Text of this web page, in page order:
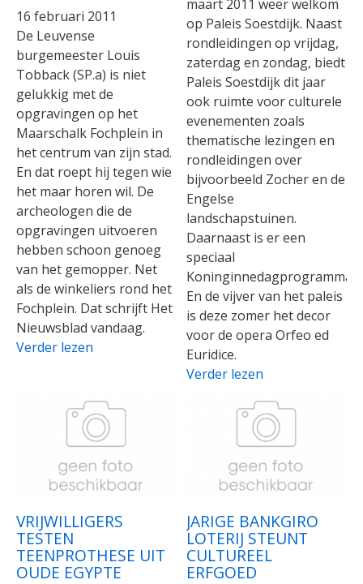
16 februari 2011
De Leuvense
burgemeester Louis
Tobback (SP.a) is niet
gelukkig met de
opgravingen op het
Maarschalk Fochplein in
het centrum van zijn stad.
En dat roept hij tegen wie
het maar horen wil. De
archeologen die de
opgravingen uitvoeren
hebben schoon genoeg
van het gemopper. Net
als de winkeliers rond het
Fochplein. Dat schrijft Het
Nieuwsblad vandaag.
Verder lezen
maart 2011 weer welkom
op Paleis Soestdijk. Naast
rondleidingen op vrijdag,
zaterdag en zondag, biedt
Paleis Soestdijk dit jaar
ook ruimte voor culturele
evenementen zoals
thematische lezingen en
rondleidingen over
bijvoorbeeld Zocher en de
Engelse
landschapstuinen.
Daarnaast is er een
speciaal
Koninginnedagprogramma.
En de vijver van het paleis
is deze zomer het decor
voor de opera Orfeo ed
Euridice.
Verder lezen
VRIJWILLIGERS
TESTEN
TEENPROTHESE UIT
OUDE EGYPTE
JARIGE BANKGIRO
LOTERIJ STEUNT
CULTUREEL
ERFGOED